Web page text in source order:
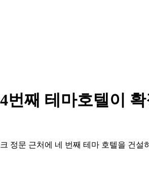
번째 테마호텔이
정문 근처에 네 번째 테마 호텔을 건설